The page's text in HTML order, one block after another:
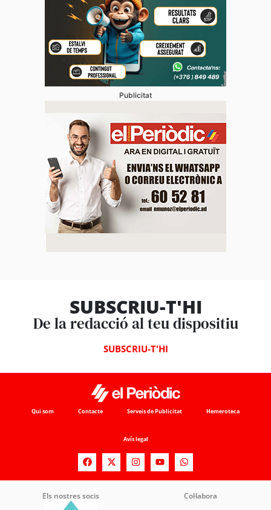
Publicitat
SUBSCRIU-T'HI
De la redacció al teu dispositiu
SUBSCRIU-T'HI
Qui som Contacte Serveis de Publicitat Hemeroteca
Avís legal
Els nostres socis Col·labora